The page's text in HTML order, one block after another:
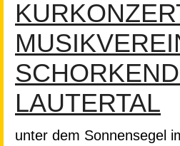
LAUTERTAL
unter dem Sonnensegel